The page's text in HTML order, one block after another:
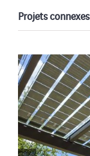
Projets connexes